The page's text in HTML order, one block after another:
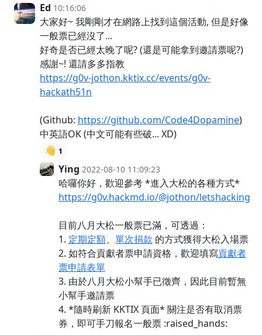
Ed 10:16:06
大家好~ 我剛剛才在網路上找到這個活動, 但是好像
一般票已經沒了...
好奇是否已經太晚了呢? (還是可能拿到邀請票呢?)
感謝~! 還請多多指教
https://g0v-jothon.kktix.cc/events/g0v-
hackath51n
(Github: https://github.com/Code4Dopamine)
中英語OK (中文可能有些破... XD)
👋 1
Ying 2022-08-10 11:09:23
哈囉你好，歡迎參考 *進入大松的各種方式*
https://g0v.hackmd.io/@jothon/letshacking
目前八月大松一般票已滿，可透過：
1. 定期定額、 單次捐款 的方式獲得大松入場票
2. 如符合貢獻者票申請資格，歡迎填寫貢獻者
票申請表單
3. 由於八月大松小幫手已徵齊，因此目前暫無
小幫手邀請票
4. *隨時刷新 KKTIX 頁面* 關注是否有取消票
券，即可手刀報名一般票 :raised_hands: